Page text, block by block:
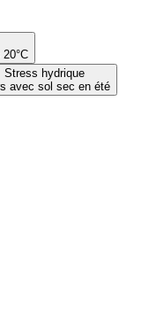
Stress hydrique
avec sol sec en été